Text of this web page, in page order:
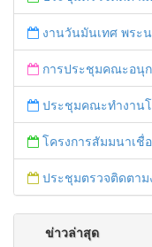
งานวันมันเทศ พระ
การประชุมคณะอนุกรรมการพัฒน
ประชุมคณะทำงานโครงการสนับสนุนการปฏิบั
โครงการสัมมนาเชื่อมโยงเครือข่าย
ประชุมตรวจติดตามงานโครงการตามแผนกา
ข่าวล่าสุด